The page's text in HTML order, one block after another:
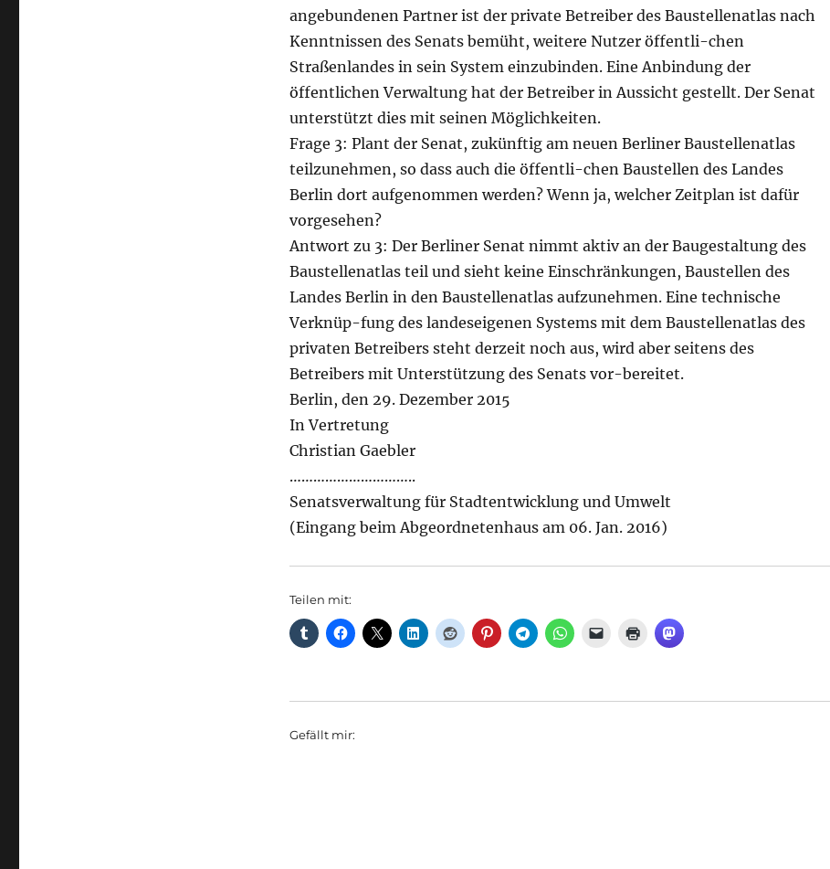
angebundenen Partner ist der private Betreiber des Baustellenatlas nach
Kenntnissen des Senats bemüht, weitere Nutzer öffentli-chen
Straßenlandes in sein System einzubinden. Eine Anbindung der
öffentlichen Verwaltung hat der Betreiber in Aussicht gestellt. Der Senat
unterstützt dies mit seinen Möglichkeiten.
Frage 3: Plant der Senat, zukünftig am neuen Berliner Baustellenatlas
teilzunehmen, so dass auch die öffentli-chen Baustellen des Landes
Berlin dort aufgenommen werden? Wenn ja, welcher Zeitplan ist dafür
vorgesehen?
Antwort zu 3: Der Berliner Senat nimmt aktiv an der Baugestaltung des
Baustellenatlas teil und sieht keine Einschränkungen, Baustellen des
Landes Berlin in den Baustellenatlas aufzunehmen. Eine technische
Verknüp-fung des landeseigenen Systems mit dem Baustellenatlas des
privaten Betreibers steht derzeit noch aus, wird aber seitens des
Betreibers mit Unterstützung des Senats vor-bereitet.
Berlin, den 29. Dezember 2015
In Vertretung
Christian Gaebler
…………………………..
Senatsverwaltung für Stadtentwicklung und Umwelt
(Eingang beim Abgeordnetenhaus am 06. Jan. 2016)
Teilen mit:
Gefällt mir: